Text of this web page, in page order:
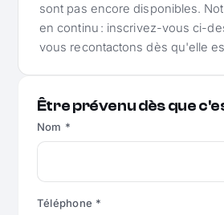
sont pas encore disponibles.
en continu : inscrivez-vous ci-
vous recontactons dès qu'elle
Être prévenu dès que
Nom *
Téléphone *